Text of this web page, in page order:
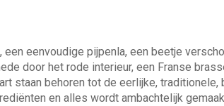
eenvoudige pijpenla, een beetje
door het rode interieur, een Franse
staan behoren tot de eerlijke,
en alles wordt ambachtelijk